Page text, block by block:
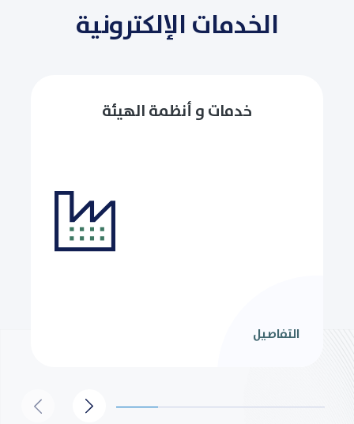
الخدمات الإلكترونية
خدمات و أنظمة الهيئة
التفاصيل